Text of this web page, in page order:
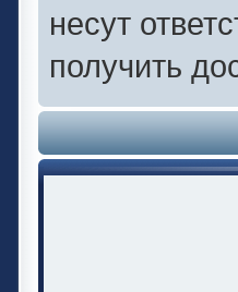
несут
получить